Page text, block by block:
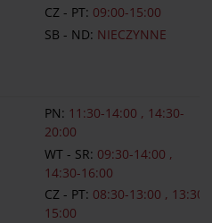
CZ - PT: 09:00-15:00
SB - ND: NIECZYNNE
PN: 11:30-14:00 , 14:30-
20:00
WT - SR: 09:30-14:00 ,
14:30-16:00
CZ - PT: 08:30-13:00 , 13:30-
15:00